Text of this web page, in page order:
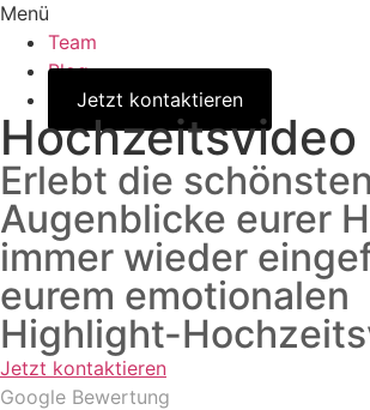
Menü
Team
Blog
Jetzt kontaktieren
Hochzeitsvideo
Erlebt die schönsten
Augenblicke eurer
immer wieder
eurem emotionalen
Highlight-
Jetzt kontaktieren
Google Bewertung